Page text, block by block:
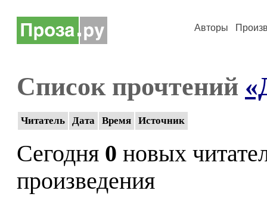
Авторы
Список прочтений
Читатель Дата Время Источник
Сегодня 0 новых
произведения